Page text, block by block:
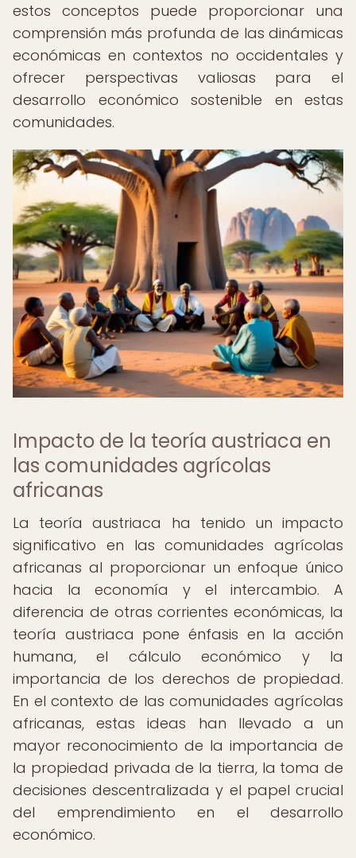
estos conceptos puede proporcionar una
comprensión más profunda de las dinámicas
económicas en contextos no occidentales y
ofrecer perspectivas valiosas para el
desarrollo económico sostenible en estas
comunidades.
Impacto de la teoría austriaca en
las comunidades agrícolas
africanas
La teoría austriaca ha tenido un impacto
significativo en las comunidades agrícolas
africanas al proporcionar un enfoque único
hacia la economía y el intercambio. A
diferencia de otras corrientes económicas, la
teoría austriaca pone énfasis en la acción
humana, el cálculo económico y la
importancia de los derechos de propiedad.
En el contexto de las comunidades agrícolas
africanas, estas ideas han llevado a un
mayor reconocimiento de la importancia de
la propiedad privada de la tierra, la toma de
decisiones descentralizada y el papel crucial
del emprendimiento en el desarrollo
económico.